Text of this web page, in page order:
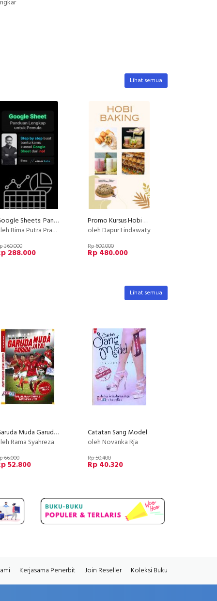
Lihat semua
Google Sheets: Panduan Lengkap untuk Pemula
Bima Putra Pratama
360.000
288.000
Promo Kursus Hobi Baking Pu
oleh Dapur Lindawaty
Rp 600.000
Rp 480.000
Lihat semua
Garuda Muda Garuda Jaya
Rama Syahreza
66.000
52.800
Catatan Sang Model
oleh Novanka Rja
Rp 50.400
Rp 40.320
Kerjasama Penerbit Join Reseller Koleksi Buku